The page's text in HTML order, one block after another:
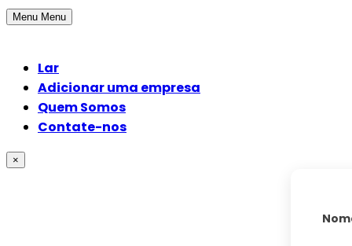
Menu Menu
Lar
Adicionar uma empresa
Quem Somos
Contate-nos
×